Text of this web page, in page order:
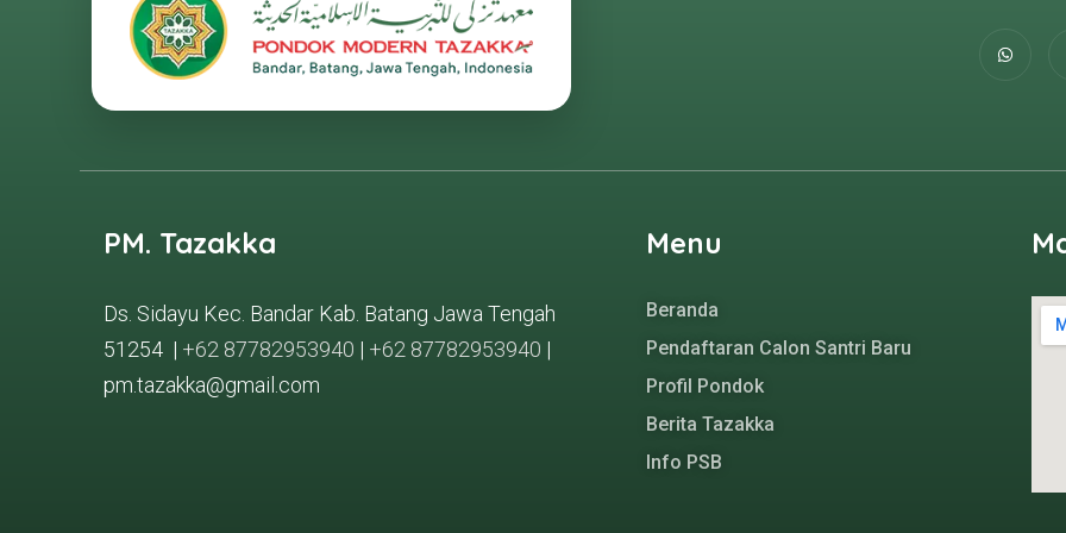
PM. Tazakka
Ds. Sidayu Kec. Bandar Kab. Batang Jawa Tengah
51254 | +62 87782953940 | +62 87782953940 |
pm.tazakka@gmail.com
Menu
Beranda
Pendaftaran Calon Santri Baru
Profil Pondok
Berita Tazakka
Info PSB